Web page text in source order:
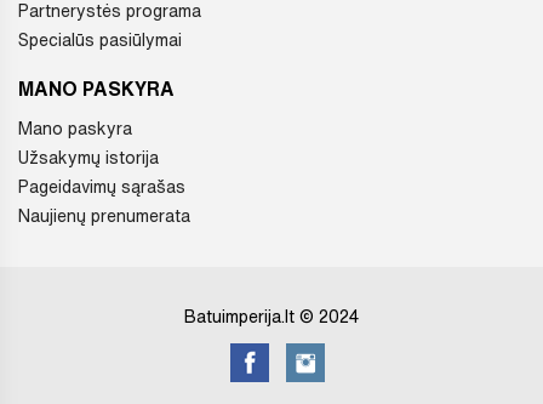
Partnerystės programa
Specialūs pasiūlymai
MANO PASKYRA
Mano paskyra
Užsakymų istorija
Pageidavimų sąrašas
Naujienų prenumerata
Batuimperija.lt © 2024